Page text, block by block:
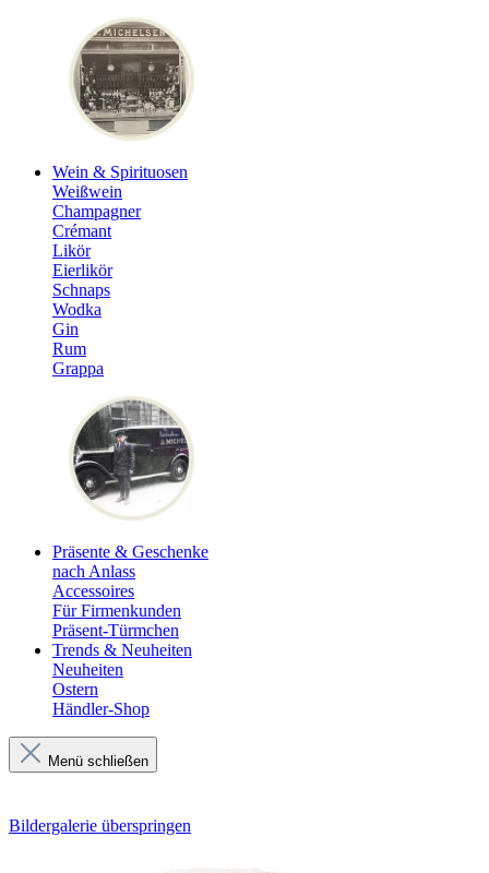
Wein & Spirituosen
Weißwein
Champagner
Crémant
Likör
Eierlikör
Schnaps
Wodka
Gin
Rum
Grappa
Präsente & Geschenke
nach Anlass
Accessoires
Für Firmenkunden
Präsent-Türmchen
Trends & Neuheiten
Neuheiten
Ostern
Händler-Shop
Menü schließen
Bildergalerie überspringen